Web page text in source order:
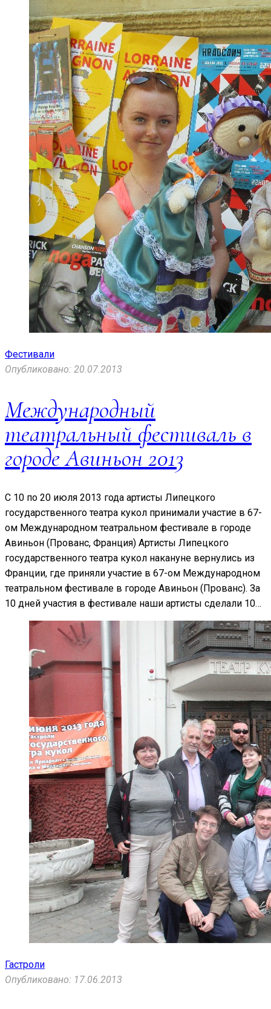
Фестивали
Опубликовано: 20.07.2013
Международный
театральный фестиваль в
городе Авиньон 2013
С 10 по 20 июля 2013 года артисты Липецкого
государственного театра кукол принимали участие в 67-
ом Международном театральном фестивале в городе
Авиньон (Прованс, Франция) Артисты Липецкого
государственного театра кукол накануне вернулись из
Франции, где приняли участие в 67-ом Международном
театральном фестивале в городе Авиньон (Прованс). За
10 дней участия в фестивале наши артисты сделали 10…
Гастроли
Опубликовано: 17.06.2013